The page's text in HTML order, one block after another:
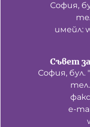
София,
имейл:
Съвет
София, бул.
е-